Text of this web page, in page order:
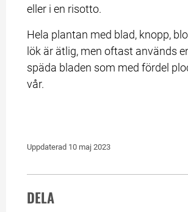
eller i en risotto.
Hela plantan med blad, knopp,
lök är ätlig, men oftast används
späda bladen som med fördel
vår.
Uppdaterad 10 maj 2023
DELA